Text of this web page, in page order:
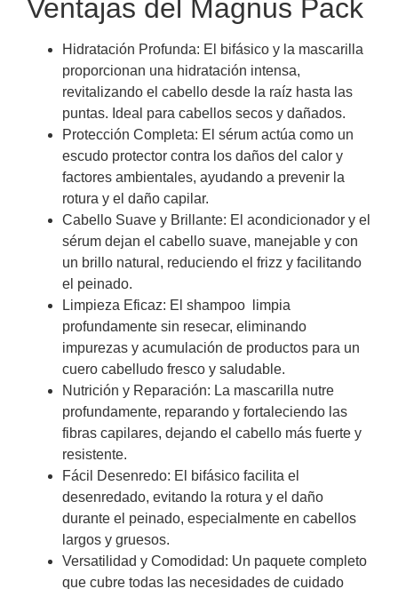
Ventajas del Magnus Pack
Hidratación Profunda: El bifásico y la mascarilla
proporcionan una hidratación intensa,
revitalizando el cabello desde la raíz hasta las
puntas. Ideal para cabellos secos y dañados.
Protección Completa: El sérum actúa como un
escudo protector contra los daños del calor y
factores ambientales, ayudando a prevenir la
rotura y el daño capilar.
Cabello Suave y Brillante: El acondicionador y el
sérum dejan el cabello suave, manejable y con
un brillo natural, reduciendo el frizz y facilitando
el peinado.
Limpieza Eficaz: El shampoo limpia
profundamente sin resecar, eliminando
impurezas y acumulación de productos para un
cuero cabelludo fresco y saludable.
Nutrición y Reparación: La mascarilla nutre
profundamente, reparando y fortaleciendo las
fibras capilares, dejando el cabello más fuerte y
resistente.
Fácil Desenredo: El bifásico facilita el
desenredado, evitando la rotura y el daño
durante el peinado, especialmente en cabellos
largos y gruesos.
Versatilidad y Comodidad: Un paquete completo
que cubre todas las necesidades de cuidado